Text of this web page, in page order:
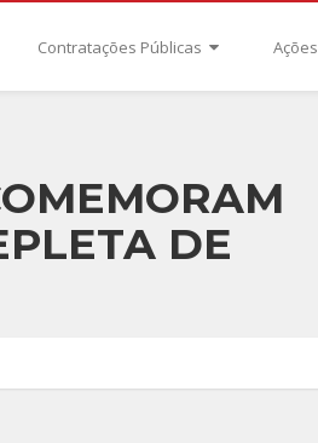
Contratações Públicas Ações
DE